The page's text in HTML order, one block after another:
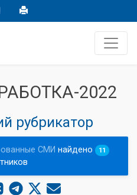
2022
рубрикатор
СМИ найдено 11